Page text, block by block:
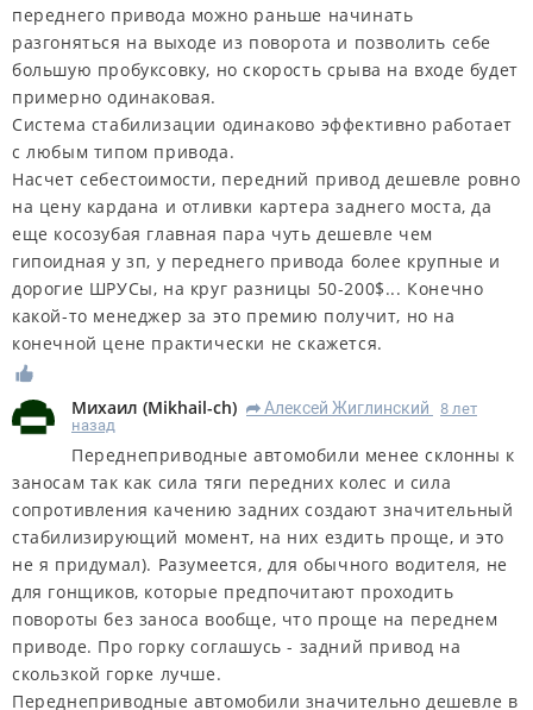
переднего привода можно раньше начинать
разгоняться на выходе из поворота и позволить себе
большую пробуксовку, но скорость срыва на входе будет
примерно одинаковая.
Система стабилизации одинаково эффективно работает
с любым типом привода.
Насчет себестоимости, передний привод дешевле ровно
на цену кардана и отливки картера заднего моста, да
еще косозубая главная пара чуть дешевле чем
гипоидная у зп, у переднего привода более крупные и
дорогие ШРУСы, на круг разницы 50-200$... Конечно
какой-то менеджер за это премию получит, но на
конечной цене практически не скажется.
Михаил (Mikhail-ch) R Алексей Жиглинский
8 лет
назад
Переднеприводные автомобили менее склонны к
заносам так как сила тяги передних колес и сила
сопротивления качению задних создают значительный
стабилизирующий момент, на них ездить проще, и это
не я придумал). Разумеется, для обычного водителя, не
для гонщиков, которые предпочитают проходить
повороты без заноса вообще, что проще на переднем
приводе. Про горку соглашусь - задний привод на
скользкой горке лучше.
Переднеприводные автомобили значительно дешевле в